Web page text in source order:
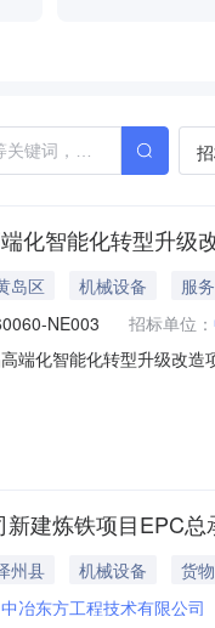
化智能化转型升级
岛区 机械设备
服务
NE003 招标单位：
端化智能化转型升级改
系方式:0532-68056037
建炼铁项目EPC
州县 机械设备
货物
中冶东方工程技术有限公司